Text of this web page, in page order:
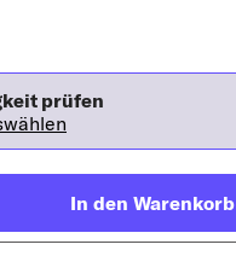
prüfen
In den Warenkorb